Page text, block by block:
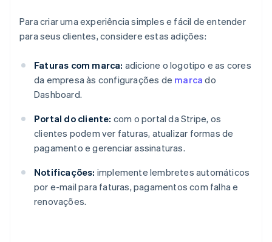
Para criar uma experiência simples e fácil de entender
para seus clientes, considere estas adições:
Faturas com marca: adicione o logotipo e as cores
da empresa às configurações de marca do
Dashboard.
Portal do cliente: com o portal da Stripe, os
clientes podem ver faturas, atualizar formas de
pagamento e gerenciar assinaturas.
Notificações: implemente lembretes automáticos
por e-mail para faturas, pagamentos com falha e
renovações.